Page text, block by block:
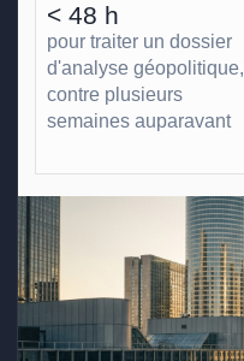
< 48 h
pour traiter un dossier
d'analyse géopolitique,
contre plusieurs
semaines auparavant